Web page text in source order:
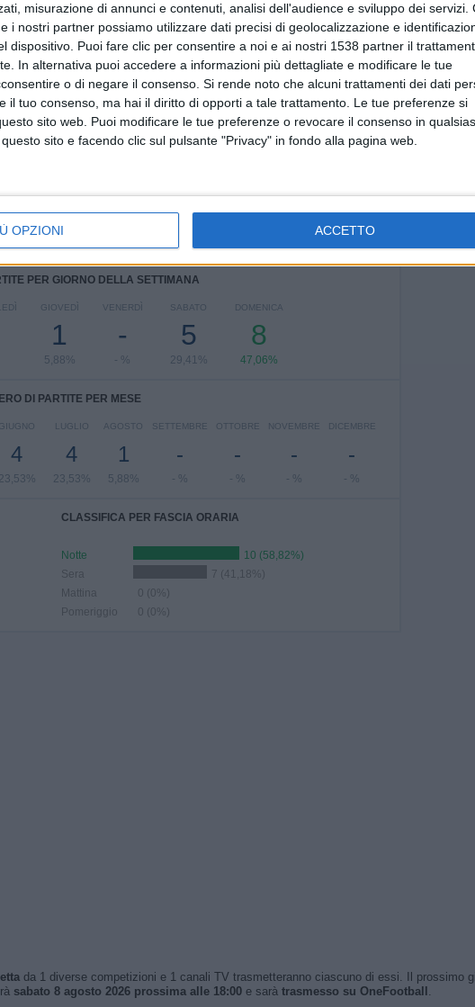
misurazione di annunci e contenuti, analisi dell'audience e sviluppo dei servizi.
i nostri partner possiamo utilizzare dati precisi di geolocalizzazione e
dispositivo. Puoi fare clic per consentire a noi e ai nostri 1538 partner il
In alternativa puoi accedere a informazioni più dettagliate e modificare le tue
o di negare il consenso. Si rende noto che alcuni trattamenti dei dati
il tuo consenso, ma hai il diritto di opporti a tale trattamento. Le tue preferenze si
sito web. Puoi modificare le tue preferenze o revocare il consenso in
sito e facendo clic sul pulsante "Privacy" in fondo alla pagina web.
OPZIONI ACCETTO
12
AVVERSARI
2
VS Toronto FC II
1
COMPETIZIONI
CLASSIFICA PER COMPETIZIONI
MLS Next Pro 17 (100%)
PER GIORNO DELLA SETTIMANA
GIOVEDÌ
1
5,88%
VENERDÌ
-
- %
SABATO
5
29,41%
DOMENICA
8
47,06%
DI PARTITE PER MESE
GIUGNO
4
23,53%
LUGLIO
4
23,53%
AGOSTO
1
5,88%
SETTEMBRE
-
- %
OTTOBRE
-
- %
NOVEMBRE
-
- %
DICEMBRE
-
- %
CLASSIFICA PER FASCIA ORARIA
Notte
10 (58,82%)
Sera
7 (41,18%)
Mattina
0 (0%)
Pomeriggio
0 (0%)
da 1 diverse competizioni e 1 canali TV trasmetteranno ciascuno di essi. Il prossimo
sabato 8 agosto 2026 prossima alle 18:00e sarà trasmesso su OneFootball .